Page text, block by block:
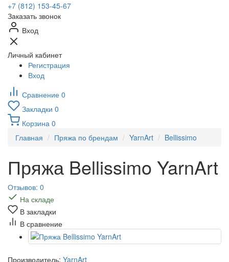
+7 (812) 153-45-67
Заказать звонок
Вход
Личный кабинет
Регистрация
Вход
Сравнение 0
Закладки 0
Корзина 0
Главная
Пряжа по брендам YarnArt Bellissimo
Пряжа Bellissimo YarnArt
Отзывов: 0
На складе
В закладки
В сравнение
Производитель: YarnArt